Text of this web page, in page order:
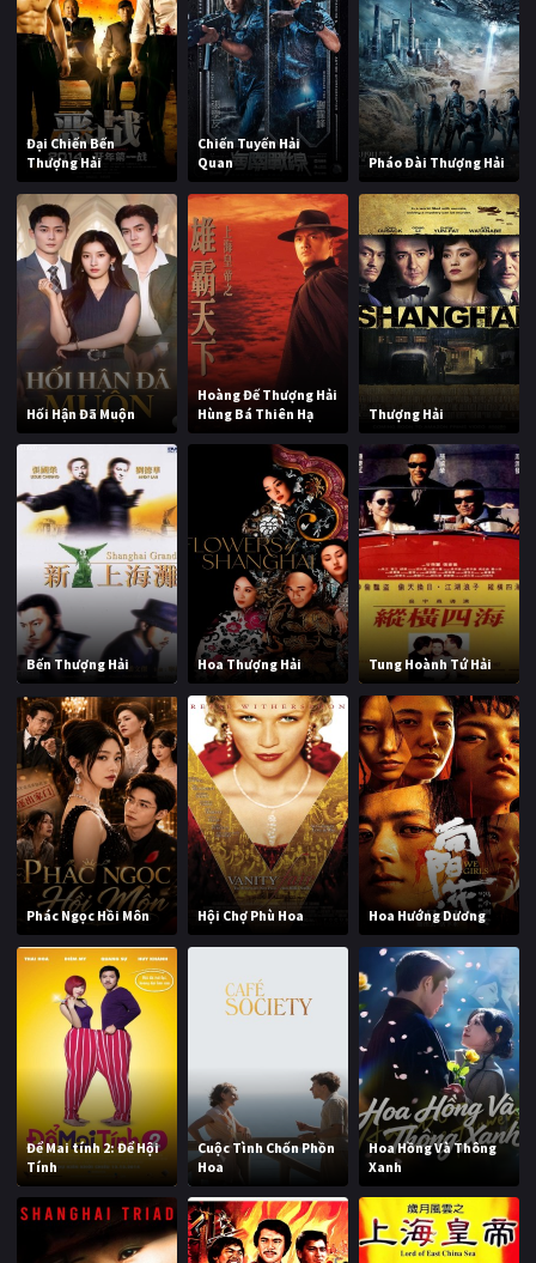
Đại Chiến Bến
Thượng Hải
Chiến Tuyến Hải
Quan
Pháo Đài Thượng Hải
Hối Hận Đã Muộn
Hoàng Đế Thượng Hải
Hùng Bá Thiên Hạ
Thượng Hải
Bến Thượng Hải Hoa Thượng Hải Tung Hoành Tứ Hải
Phác Ngọc Hồi Môn Hội Chợ Phù Hoa Hoa Hướng Dương
Để Mai tính 2: Để Hội
Tính
Cuộc Tình Chốn Phồn
Hoa
Hoa Hồng Và Thông
Xanh